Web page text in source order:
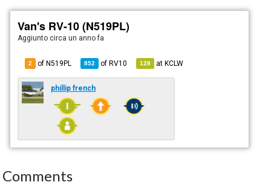
Van's RV-10 (N519PL)
Aggiunto circa un anno fa
2 of N519PL 852 ofRV10 128 atKCLW
phillip french
Comments